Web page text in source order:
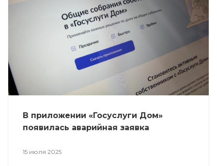
В приложении «Госуслуги Дом»
появилась аварийная заявка
15 июля 2025